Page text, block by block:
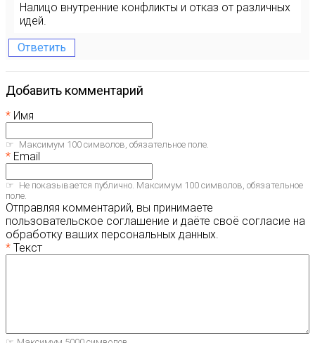
Налицо внутренние конфликты и отказ от различных
идей.
Ответить
Добавить комментарий
Имя
Максимум 100 символов, обязательное поле.
Email
Не показывается публично. Максимум 100 символов, обязательное
поле.
Отправляя комментарий, вы принимаете
пользовательское соглашение и даёте своё согласие на
обработку ваших персональных данных.
Текст